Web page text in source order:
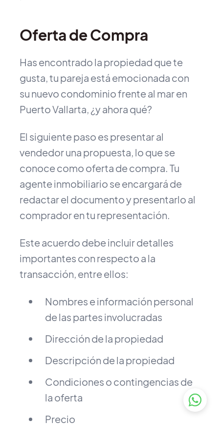
Oferta de Compra
Has encontrado la propiedad que te
gusta, tu pareja está emocionada con
su nuevo condominio frente al mar en
Puerto Vallarta, ¿y ahora qué?
El siguiente paso es presentar al
vendedor una propuesta, lo que se
conoce como oferta de compra. Tu
agente inmobiliario se encargará de
redactar el documento y presentarlo al
comprador en tu representación.
Este acuerdo debe incluir detalles
importantes con respecto a la
transacción, entre ellos:
Nombres e información personal
de las partes involucradas
Dirección de la propiedad
Descripción de la propiedad
Condiciones o contingencias de
la oferta
Precio